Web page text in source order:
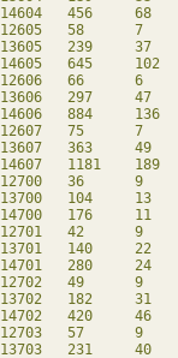
14604	456	68	24	db
12605	58	7	30	db
13605	239	37	63	db
14605	645	102	51	db
12606	66	6	42	db
13606	297	47	83	db
14606	884	136	124	db
12607	75	7	47	db
13607	363	49	139	db
14607	1181	189	187	db
12700	36	9	-	db
13700	104	13	-	db
14700	176	11	-	db
12701	42	9	6	db
13701	140	22	-	db
14701	280	24	-	db
12702	49	9	13	db
13702	182	31	6	db
14702	420	46	-	db
12703	57	9	21	db
13703	231	40	19	db